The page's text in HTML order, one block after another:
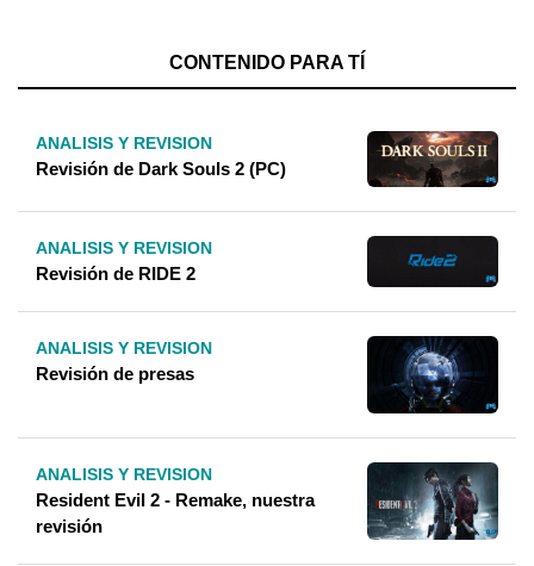
CONTENIDO PARA TÍ
ANALISIS Y REVISION
Revisión de Dark Souls 2 (PC)
ANALISIS Y REVISION
Revisión de RIDE 2
ANALISIS Y REVISION
Revisión de presas
ANALISIS Y REVISION
Resident Evil 2 - Remake, nuestra
revisión